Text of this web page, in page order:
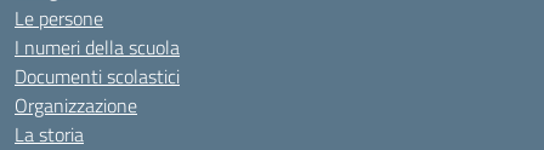
Le persone
I numeri della scuola
Documenti scolastici
Organizzazione
La storia